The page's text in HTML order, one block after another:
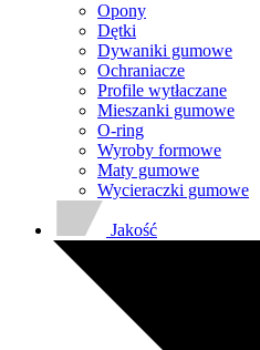
Opony
Dętki
Dywaniki gumowe
Ochraniacze
Profile wytłaczane
Mieszanki gumowe
O-ring
Wyroby formowe
Maty gumowe
Wycieraczki gumowe
Jakość